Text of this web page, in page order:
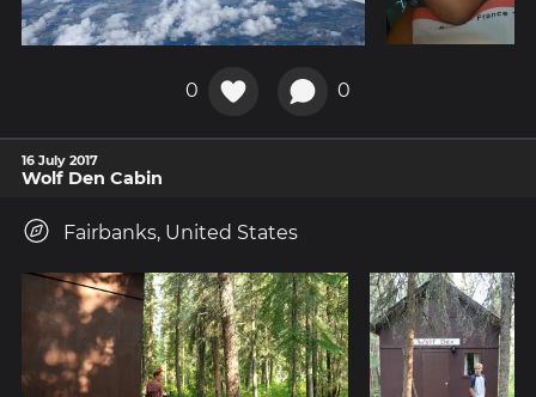
0 0
16 July 2017
Wolf Den Cabin
Fairbanks, United States